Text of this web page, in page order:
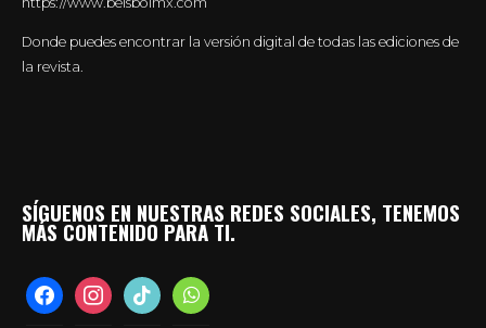
Donde puedes encontrar la versión digital de todas las ediciones de
la revista.
SÍGUENOS EN NUESTRAS REDES SOCIALES, TENEMOS
MÁS CONTENIDO PARA TI.
facebookinstagramtiktok whatsapp